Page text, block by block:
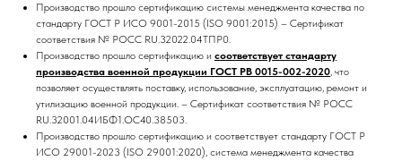
Производство прошло сертификацию системы менеджмента качества по
стандарту ГОСТ Р ИСО 9001-2015 (ISO 9001:2015) – Сертификат
соответствия № РОСС RU.32022.04ТПР0.
Производство прошло сертификацию и соответствует стандарту
производства военной продукции ГОСТ РВ 0015-002-2020, что
позволяет осуществлять поставку, использование, эксплуатацию, ремонт и
утилизацию военной продукции. – Сертификат соответствия № РОСС
RU.32001.04ИБФ1.ОС40.38503.
Производство прошло сертификацию и соответствует стандарту ГОСТ Р
ИСО 29001-2023 (ISO 29001:2020), система менеджмента качества